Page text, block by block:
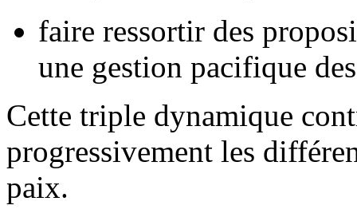
faire ressortir des
une gestion pacifique
Cette triple dynamique
progressivement les
paix.